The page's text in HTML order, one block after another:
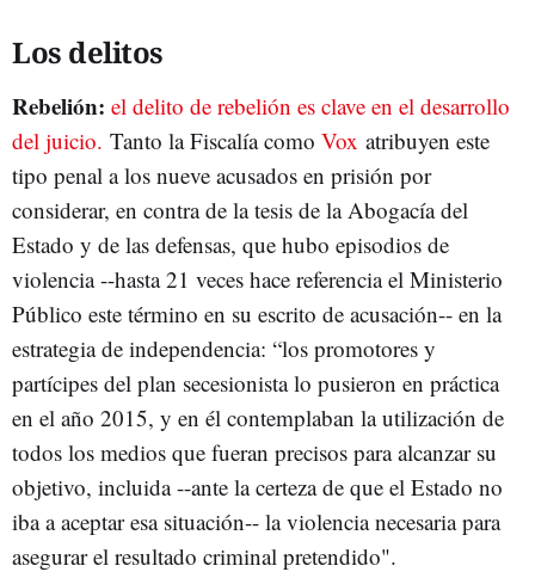
Los delitos
Rebelión: el delito de rebelión es clave en el desarrollo
del juicio. Tanto la Fiscalía como Vox atribuyen este
tipo penal a los nueve acusados en prisión por
considerar, en contra de la tesis de la Abogacía del
Estado y de las defensas, que hubo episodios de
violencia --hasta 21 veces hace referencia el Ministerio
Público este término en su escrito de acusación-- en la
estrategia de independencia: “los promotores y
partícipes del plan secesionista lo pusieron en práctica
en el año 2015, y en él contemplaban la utilización de
todos los medios que fueran precisos para alcanzar su
objetivo, incluida --ante la certeza de que el Estado no
iba a aceptar esa situación-- la violencia necesaria para
asegurar el resultado criminal pretendido".